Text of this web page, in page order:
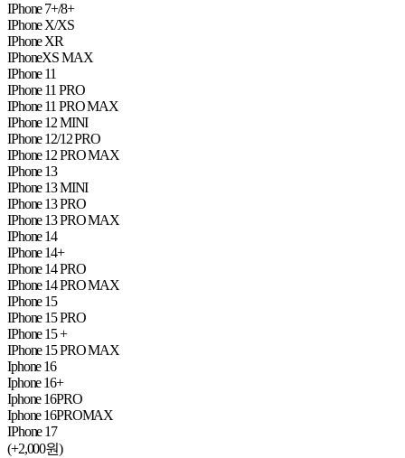
IPhone 7+/8+
IPhone X/XS
IPhone XR
IPhoneXS MAX
IPhone 11
IPhone 11 PRO
IPhone 11 PRO MAX
IPhone 12 MINI
IPhone 12/12 PRO
IPhone 12 PRO MAX
IPhone 13
IPhone 13 MINI
IPhone 13 PRO
IPhone 13 PRO MAX
IPhone 14
IPhone 14+
IPhone 14 PRO
IPhone 14 PRO MAX
IPhone 15
IPhone 15 PRO
IPhone 15 +
IPhone 15 PRO MAX
Iphone 16
Iphone 16+
Iphone 16PRO
Iphone 16PROMAX
IPhone 17
(+2,000원)